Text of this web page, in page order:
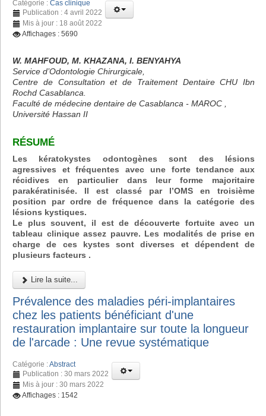
Catégorie : Cas clinique
Publication : 4 avril 2022
Mis à jour : 18 août 2022
Affichages : 5690
W. MAHFOUD, M. KHAZANA, I. BENYAHYA
Service d’Odontologie Chirurgicale,
Centre de Consultation et de Traitement Dentaire CHU Ibn
Rochd Casablanca.
Faculté de médecine dentaire de Casablanca - MAROC ,
Université Hassan II
RÉSUMÉ
Les kératokystes odontogènes sont des lésions
agressives et fréquentes avec une forte tendance aux
récidives en particulier dans leur forme majoritaire
parakératinisée. Il est classé par l’OMS en troisième
position par ordre de fréquence dans la catégorie des
lésions kystiques.
Le plus souvent, il est de découverte fortuite avec un
tableau clinique assez pauvre. Les modalités de prise en
charge de ces kystes sont diverses et dépendent de
plusieurs facteurs .
Lire la suite...
Prévalence des maladies péri-implantaires
chez les patients bénéficiant d'une
restauration implantaire sur toute la longueur
de l'arcade : Une revue systématique
Catégorie :Abstract
Publication : 30 mars 2022
Mis à jour : 30 mars 2022
Affichages : 1542